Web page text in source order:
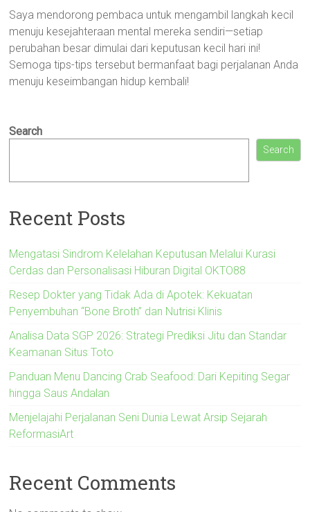
Saya mendorong pembaca untuk mengambil langkah kecil
menuju kesejahteraan mental mereka sendiri—setiap
perubahan besar dimulai dari keputusan kecil hari ini!
Semoga tips-tips tersebut bermanfaat bagi perjalanan Anda
menuju keseimbangan hidup kembali!
Search
Search
Recent Posts
Mengatasi Sindrom Kelelahan Keputusan Melalui Kurasi
Cerdas dan Personalisasi Hiburan Digital OKTO88
Resep Dokter yang Tidak Ada di Apotek: Kekuatan
Penyembuhan “Bone Broth” dan Nutrisi Klinis
Analisa Data SGP 2026: Strategi Prediksi Jitu dan Standar
Keamanan Situs Toto
Panduan Menu Dancing Crab Seafood: Dari Kepiting Segar
hingga Saus Andalan
Menjelajahi Perjalanan Seni Dunia Lewat Arsip Sejarah
ReformasiArt
Recent Comments